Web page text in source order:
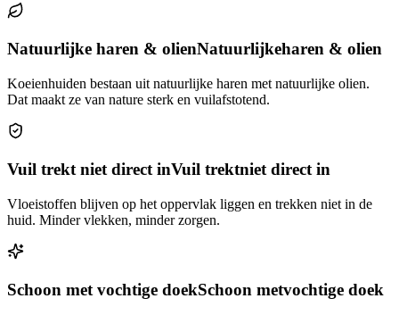
Natuurlijke haren & olienNatuurlijkeharen & olien
Koeienhuiden bestaan uit natuurlijke haren met natuurlijke olien.
Dat maakt ze van nature sterk en vuilafstotend.
Vuil trekt niet direct inVuil trektniet direct in
Vloeistoffen blijven op het oppervlak liggen en trekken niet in de
huid. Minder vlekken, minder zorgen.
Schoon met vochtige doekSchoon metvochtige doek